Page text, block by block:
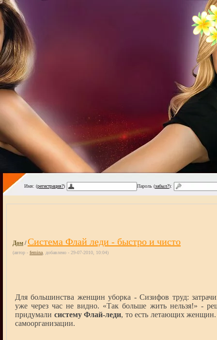
Имя: (регистрация?) Пароль (забыл?):
Дом /Система Флай леди - быстро и чисто
(автор - femina , добавлено - 29-07-2010, 10:04)
Для большинства женщин уборка - Сизифов труд:
уже через час не видно. «Так больше жить нельзя!» -
придумали систему Флай-леди, то есть летающих
самоорганизации.